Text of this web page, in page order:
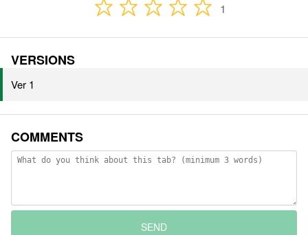
1
VERSIONS
Ver 1
COMMENTS
SEND